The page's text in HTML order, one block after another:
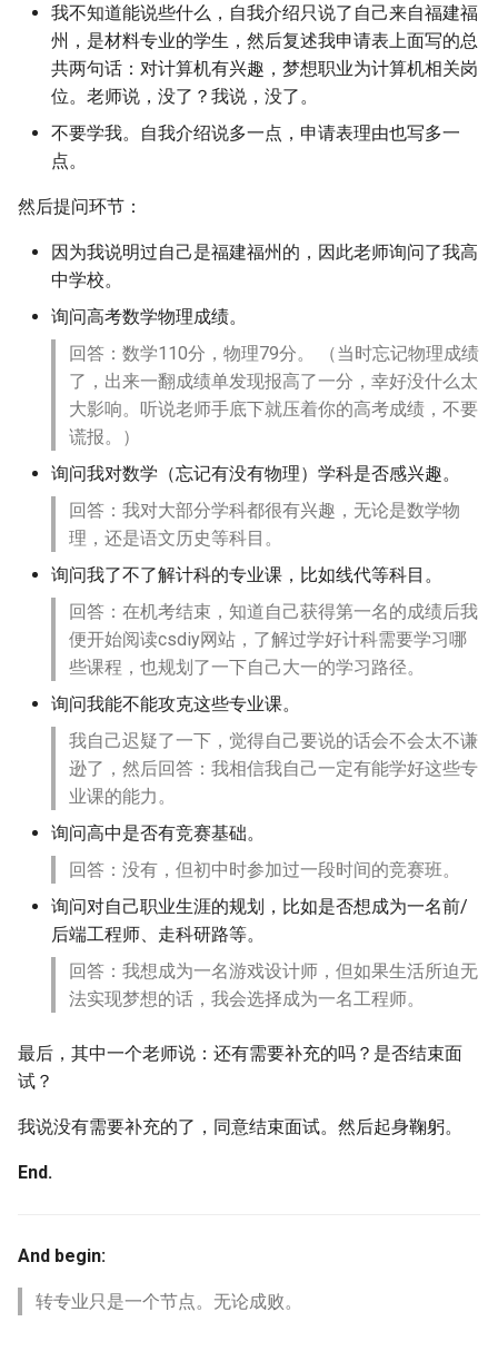
我不知道能说些什么，自我介绍只说了自己来自福建福
州，是材料专业的学生，然后复述我申请表上面写的总
共两句话：对计算机有兴趣，梦想职业为计算机相关岗
位。老师说，没了？我说，没了。
不要学我。自我介绍说多一点，申请表理由也写多一
点。
然后提问环节：
因为我说明过自己是福建福州的，因此老师询问了我高
中学校。
询问高考数学物理成绩。
回答：数学110分，物理79分。 （当时忘记物理成绩
了，出来一翻成绩单发现报高了一分，幸好没什么太
大影响。听说老师手底下就压着你的高考成绩，不要
谎报。）
询问我对数学（忘记有没有物理）学科是否感兴趣。
回答：我对大部分学科都很有兴趣，无论是数学物
理，还是语文历史等科目。
询问我了不了解计科的专业课，比如线代等科目。
回答：在机考结束，知道自己获得第一名的成绩后我
便开始阅读csdiy网站，了解过学好计科需要学习哪
些课程，也规划了一下自己大一的学习路径。
询问我能不能攻克这些专业课。
我自己迟疑了一下，觉得自己要说的话会不会太不谦
逊了，然后回答：我相信我自己一定有能学好这些专
业课的能力。
询问高中是否有竞赛基础。
回答：没有，但初中时参加过一段时间的竞赛班。
询问对自己职业生涯的规划，比如是否想成为一名前/
后端工程师、走科研路等。
回答：我想成为一名游戏设计师，但如果生活所迫无
法实现梦想的话，我会选择成为一名工程师。
最后，其中一个老师说：还有需要补充的吗？是否结束面
试？
我说没有需要补充的了，同意结束面试。然后起身鞠躬。
End.
And begin:
转专业只是一个节点。无论成败。